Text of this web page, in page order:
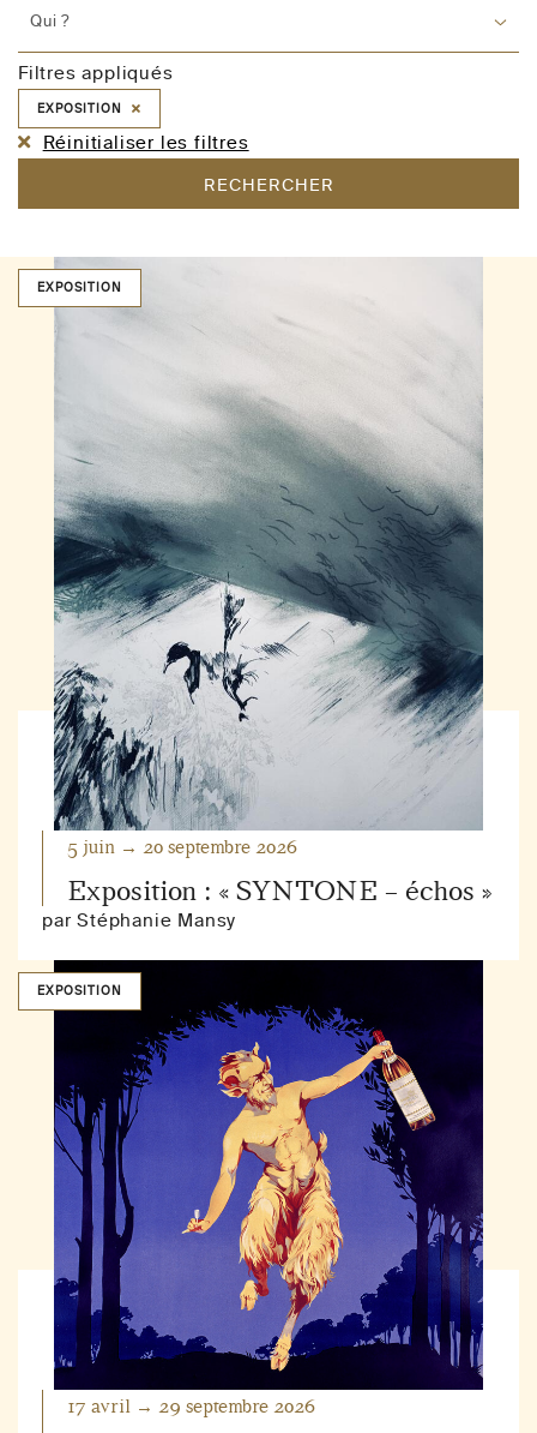
Qui ?
Filtres appliqués
EXPOSITION
Réinitialiser les filtres
RECHERCHER
Exposition : « SYNTONE – échos »
5 juin → 20 septembre 2026
par Stéphanie Mansy
EXPOSITION
17 avril → 29 septembre 2026
EXPOSITION